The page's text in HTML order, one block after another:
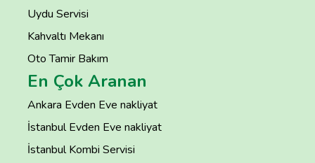
Uydu Servisi
Kahvaltı Mekanı
Oto Tamir Bakım
En Çok Aranan
Ankara Evden Eve nakliyat
İstanbul Evden Eve nakliyat
İstanbul Kombi Servisi